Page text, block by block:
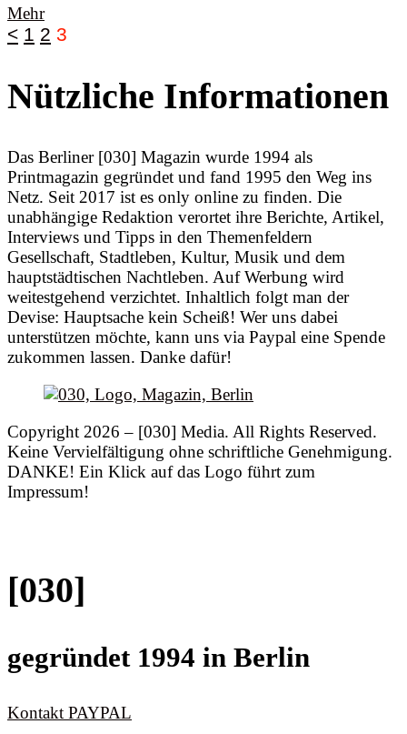
Mehr
< 1 2 3
Nützliche Informationen
Das Berliner [030] Magazin wurde 1994 als
Printmagazin gegründet und fand 1995 den Weg ins
Netz. Seit 2017 ist es only online zu finden. Die
unabhängige Redaktion verortet ihre Berichte, Artikel,
Interviews und Tipps in den Themenfeldern
Gesellschaft, Stadtleben, Kultur, Musik und dem
hauptstädtischen Nachtleben. Auf Werbung wird
weitestgehend verzichtet. Inhaltlich folgt man der
Devise: Hauptsache kein Scheiß! Wer uns dabei
unterstützen möchte, kann uns via Paypal eine Spende
zukommen lassen. Danke dafür!
Copyright 2026 – [030] Media. All Rights Reserved.
Keine Vervielfältigung ohne schriftliche Genehmigung.
DANKE! Ein Klick auf das Logo führt zum
Impressum!
[030]
gegründet 1994 in Berlin
Kontakt PAYPAL